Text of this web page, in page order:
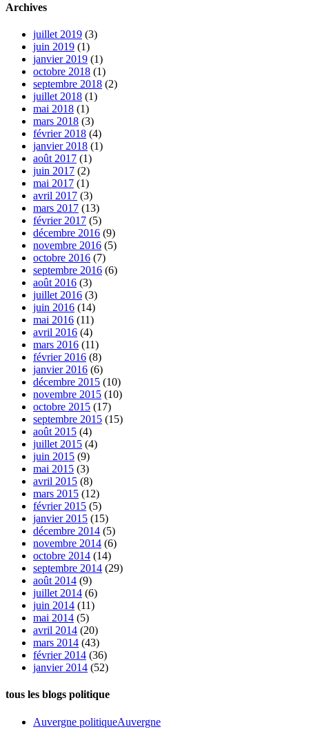
Archives
juillet 2019 (3)
juin 2019 (1)
janvier 2019 (1)
octobre 2018 (1)
septembre 2018 (2)
juillet 2018 (1)
mai 2018 (1)
mars 2018 (3)
février 2018 (4)
janvier 2018 (1)
août 2017 (1)
juin 2017 (2)
mai 2017 (1)
avril 2017 (3)
mars 2017 (13)
février 2017 (5)
décembre 2016 (9)
novembre 2016 (5)
octobre 2016 (7)
septembre 2016 (6)
août 2016 (3)
juillet 2016 (3)
juin 2016 (14)
mai 2016 (11)
avril 2016 (4)
mars 2016 (11)
février 2016 (8)
janvier 2016 (6)
décembre 2015 (10)
novembre 2015 (10)
octobre 2015 (17)
septembre 2015 (15)
août 2015 (4)
juillet 2015 (4)
juin 2015 (9)
mai 2015 (3)
avril 2015 (8)
mars 2015 (12)
février 2015 (5)
janvier 2015 (15)
décembre 2014 (5)
novembre 2014 (6)
octobre 2014 (14)
septembre 2014 (29)
août 2014 (9)
juillet 2014 (6)
juin 2014 (11)
mai 2014 (5)
avril 2014 (20)
mars 2014 (43)
février 2014 (36)
janvier 2014 (52)
tous les blogs politique
Auvergne politiqueAuvergne